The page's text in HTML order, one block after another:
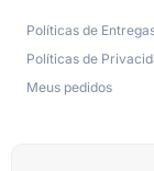
Políticas de
Políticas de
Meus pedidos